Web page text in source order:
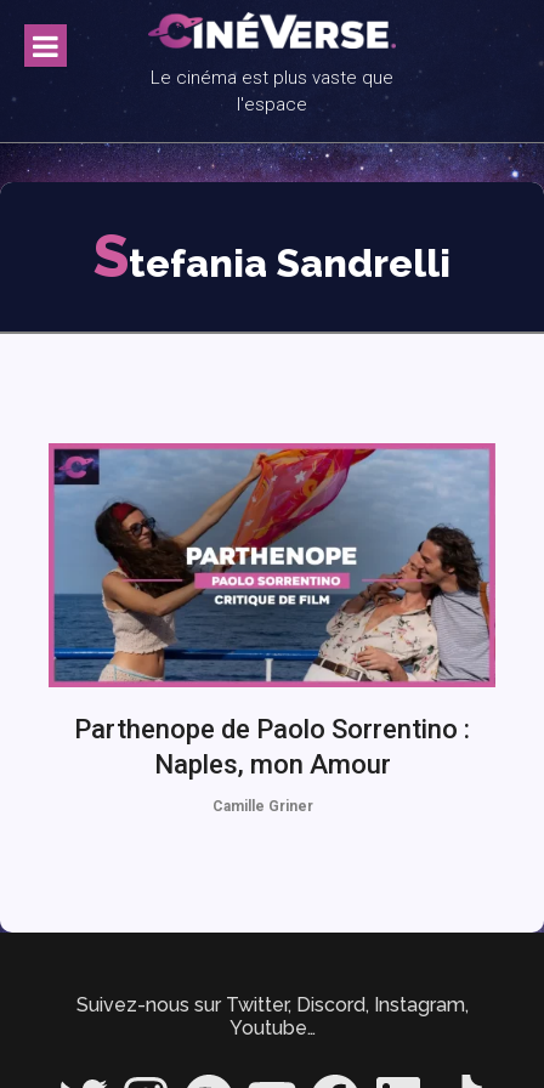
content
Le cinéma est plus vaste que
l'espace
Stefania Sandrelli
Parthenope de Paolo Sorrentino :
Naples, mon Amour
Camille Griner
Suivez-nous sur Twitter, Discord, Instagram,
Youtube…
Twitter InstagramSpotify YouTube FacebookLinkedIn TikTok